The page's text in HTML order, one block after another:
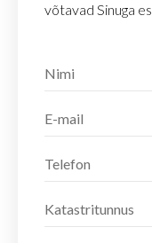
võtavad Sinuga